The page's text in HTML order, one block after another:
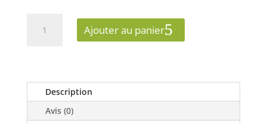
Hublot
Blanc
Ø300
Ajouter au panier
Description
Avis (0)